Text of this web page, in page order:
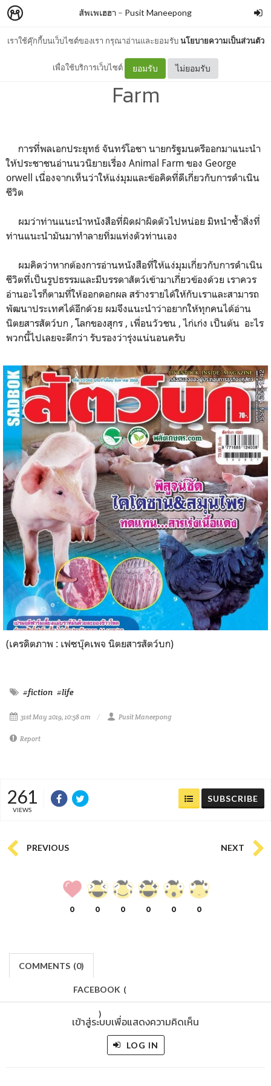
เราใช้คุ๊กกี้บนเว็บไซต์ของเรา กรุณาอ่านและยอมรับนโยบายความเป็นส่วนตัว
เพื่อใช้บริการเว็บไซต์ ยอมรับ ไม่ยอมรับ
สัพเพเฮฮา – Pusit Maneepong
ไม่จำเป็นต้องอ่าน Animal
Farm
การที่พลเอกประยุทธ์ จันทร์โอชา นายกรัฐมนตรีออกมาแนะนำ
ให้ประชาชนอ่านนวนิยายเรื่อง Animal Farm ของ George
orwell เนื่องจากเห็นว่าให้แง่มุมและข้อคิดที่ดีเกี่ยวกับการดำเนิน
ชีวิต
ผมว่าท่านแนะนำหนังสือที่ผิดฝาผิดตัวไปหน่อย มิหนำซ้ำสิ่งที่
ท่านแนะนำมันมาทำลายทิ่มแท่งตัวท่านเอง
ผมคิดว่าหากต้องการอ่านหนังสือที่ให้แง่มุมเกี่ยวกับการดำเนิน
ชีวิตที่เป็นรูปธรรมและมีบรรดาสัตว์เข้ามาเกี่ยวข้องด้วย เราควร
อ่านอะไรก็ตามที่ให้ออกดอกผล สร้างรายได้ให้กับเราและสามารถ
พัฒนาประเทศได้อีกด้วย ผมจึงแนะนำว่าอยากให้ทุกคนได้อ่าน
นิตยสารสัตว์บก , โลกของสุกร , เพื่อนวัวชน , ไก่เก่ง เป็นต้น อะไร
พวกนี้ไปเลยจะดีกว่า รับรองว่ารุ่งแน่นอนครับ
(เครดิตภาพ : เฟซบุ๊คเพจ นิตยสารสัตว์บก)
#fiction #life
31st May 2019, 10:58 am Pusit Maneepong
Report
261
VIEWS
SUBSCRIBE
PREVIOUS NEXT
0 0 0 0 0 0
COMMENTS (0)
FACEBOOK (
)
เข้าสู่ระบบเพื่อแสดงความคิดเห็น
LOG IN